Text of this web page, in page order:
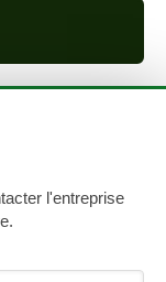
l'entreprise